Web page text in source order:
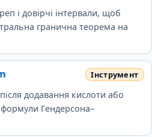
і довірчі інтервали, щоб
гранична теорема на
додавання кислоти або
Гендерсона–